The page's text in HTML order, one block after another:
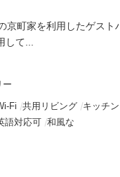
町家を利用したゲス
て...
ー
Fi 共用リビング キッチン
語対応可 和風な